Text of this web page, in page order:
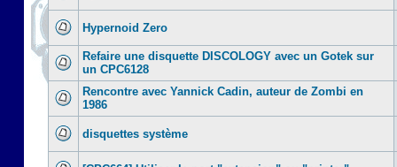
Hypernoid Zero
Refaire une disquette DISCOLOGY avec un Gotek sur
un CPC6128
Rencontre avec Yannick Cadin, auteur de Zombi en
1986
disquettes système